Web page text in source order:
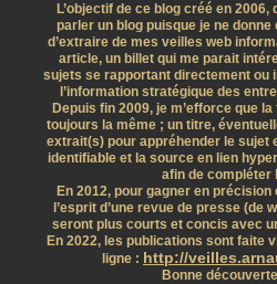
L’objectif de ce blog créé en
parler un blog puisque je ne
d’extraire de mes veilles web
article, un billet qui me parait
sujets se rapportant directement ou
l’information stratégique des
Depuis fin 2009, je m’efforce que
toujours la même ; un titre,
extrait(s) pour appréhender le sujet
identifiable et la source en lien
afin de compléter
En 2012, pour gagner en
l’esprit d’une revue de presse (de
seront plus courts et concis avec
En 2022, les publications sont faite
ligne : http://
Bonne